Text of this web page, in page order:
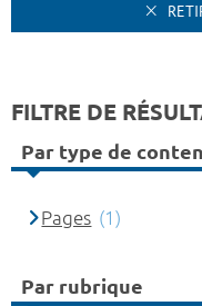
FILTRE DE
Par type de
Pages (1)
Par rubrique